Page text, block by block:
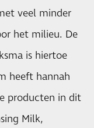
veel minder
het milieu. De
is hiertoe
heeft hannah
producten in dit
Milk,